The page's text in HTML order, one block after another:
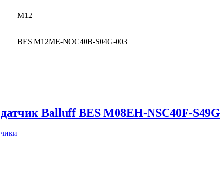
M12
BES M12ME-NOC40B-S04G-003
Balluff BES M08EH-NSC40F-S49G